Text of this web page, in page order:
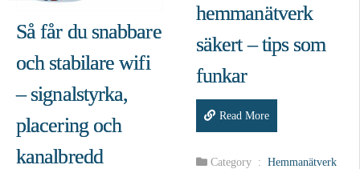
Så får du snabbare
och stabilare wifi
– signalstyrka,
placering och
kanalbredd
hemmanätverk
säkert – tips som
funkar
Read More
Category : Hemmanätverk